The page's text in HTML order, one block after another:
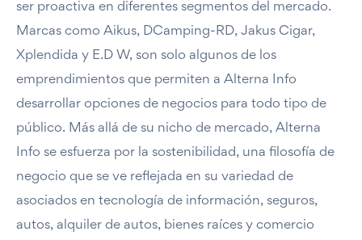
ser proactiva en diferentes segmentos del mercado.
Marcas como Aikus, DCamping-RD, Jakus Cigar,
Xplendida y E.D W, son solo algunos de los
emprendimientos que permiten a Alterna Info
desarrollar opciones de negocios para todo tipo de
público. Más allá de su nicho de mercado, Alterna
Info se esfuerza por la sostenibilidad, una filosofía de
negocio que se ve reflejada en su variedad de
asociados en tecnología de información, seguros,
autos, alquiler de autos, bienes raíces y comercio